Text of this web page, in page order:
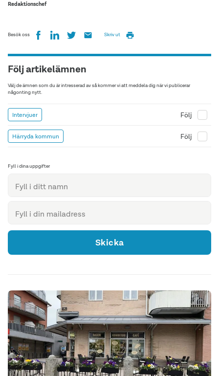
Redaktionschef
Besök oss Skriv ut
Följ artikelämnen
Välj de ämnen som du är intresserad av så kommer vi att meddela dig när vi publicerar
någonting nytt.
Intervjuer Följ
Härryda kommun Följ
Fyll i dina uppgifter
Skicka